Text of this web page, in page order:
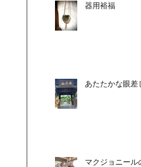
器用裕福
あたたかな眼差
マクジョニール